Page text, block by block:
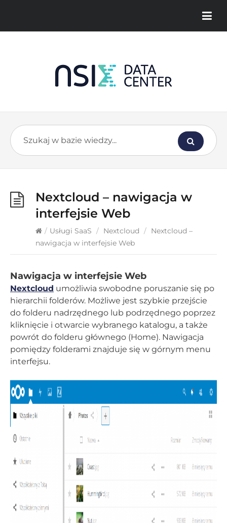
Nextcloud – nawigacja w
interfejsie Web
/ Usługi SaaS / Nextcloud / Nextcloud –
nawigacja w interfejsie Web
Nawigacja w interfejsie Web
Nextcloud umożliwia swobodne poruszanie się po
hierarchii folderów. Możliwe jest szybkie przejście
do folderu nadrzędnego lub podrzędnego poprzez
kliknięcie i otwarcie wybranego katalogu, a także
powrót do folderu głównego (Home). Nawigacja
pomiędzy folderami znajduje się w górnym menu
interfejsu.